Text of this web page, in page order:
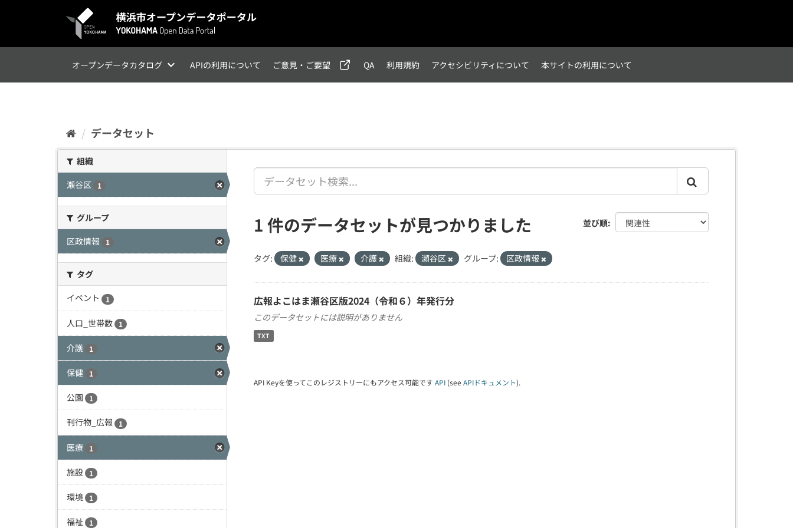
オープンデータカタログ APIの利用について ご意見・ご要望 QA 利用規約 アクセシビリティについて 本サイトの利用について
データセット
組織
瀬谷区
1
グループ
区政情報
1
タグ
イベント
1
人口_世帯数 1
介護 1
保健 1
公園 1
刊行物_広報 1
医療 1
施設 1
環境 1
福祉 1
並び順
1 件のデータセットが見つかりました
タグ: 保健 医療 介護 組織: 瀬谷区 グループ: 区政情報
広報よこはま瀬谷区版2024（令和６）年発行分
このデータセットには説明がありません
TXT
API Keyを使ってこのレジストリーにもアクセス可能です API (see APIドキュメント).